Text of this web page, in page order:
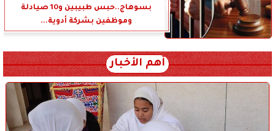
بسوهاج..حبس طبيبين و10 صيادلة
وموظفين بشركة أدوية...
أهم الأخبار